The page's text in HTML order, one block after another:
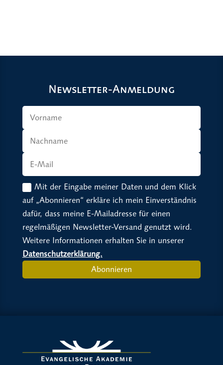
Newsletter-Anmeldung
Mit der Eingabe meiner Daten und dem Klick
auf „Abonnieren“ erkläre ich mein Einverständnis
dafür, dass meine E-Mailadresse für einen
regelmäßigen Newsletter-Versand genutzt wird.
Weitere Informationen erhalten Sie in unserer
Datenschutzerklärung.
Abonnieren